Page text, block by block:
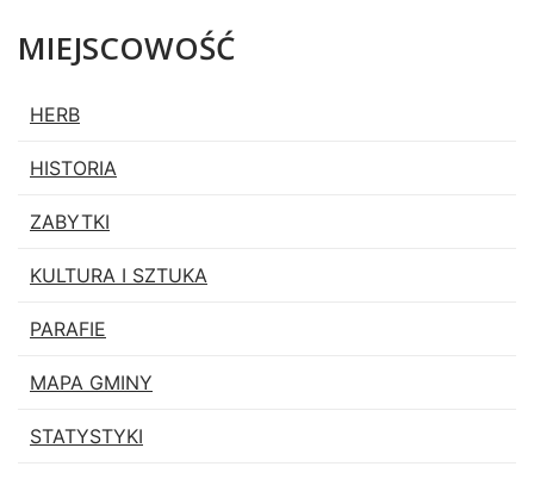
MIEJSCOWOŚĆ
Lista stron
HERB
HISTORIA
ZABYTKI
KULTURA I SZTUKA
PARAFIE
MAPA GMINY
STATYSTYKI